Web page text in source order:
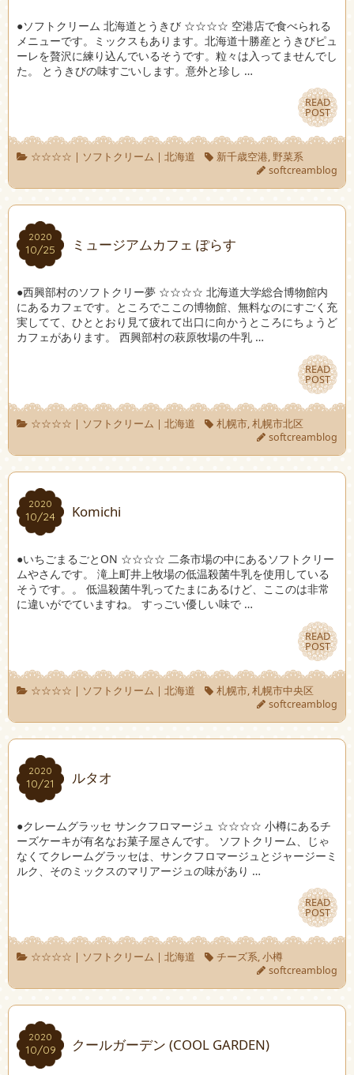
●ソフトクリーム 北海道とうきび ☆☆☆☆ 空港店で食べられる
メニューです。ミックスもあります。北海道十勝産とうきびピュ
ーレを贅沢に練り込んでいるそうです。粒々は入ってませんでし
た。 とうきびの味すごいします。意外と珍し …
READ
POST
READ
POST
☆☆☆☆ ソフトクリーム 北海道 新千歳空港,野菜系
softcreamblog
2020
10/25
2020
10/25 ミュージアムカフェ ぽらす
●西興部村のソフトクリー夢 ☆☆☆☆ 北海道大学総合博物館内
にあるカフェです。ところでここの博物館、無料なのにすごく充
実してて、ひととおり見て疲れて出口に向かうところにちょうど
カフェがあります。 西興部村の萩原牧場の牛乳 …
READ
POST
READ
POST
☆☆☆☆ | ソフトクリーム | 北海道 札幌市,札幌市北区
softcreamblog
2020
10/24
2020
10/24 Komichi
●いちごまるごとON ☆☆☆☆ 二条市場の中にあるソフトクリー
ムやさんです。 滝上町井上牧場の低温殺菌牛乳を使用している
そうです。。 低温殺菌牛乳ってたまにあるけど、ここのは非常
に違いがでていますね。 すっごい優しい味で …
READ
POST
READ
POST
☆☆☆☆ | ソフトクリーム | 北海道 札幌市,札幌市中央区
softcreamblog
2020
10/21
2020
10/21 ルタオ
●クレームグラッセ サンクフロマージュ ☆☆☆☆ 小樽にあるチ
ーズケーキが有名なお菓子屋さんです。 ソフトクリーム、じゃ
なくてクレームグラッセは、サンクフロマージュとジャージーミ
ルク、そのミックスのマリアージュの味があり …
READ
POST
READ
POST
☆☆☆☆ | ソフトクリーム | 北海道 チーズ系,小樽
softcreamblog
2020
10/09
2020
10/09 クールガーデン (COOL GARDEN)